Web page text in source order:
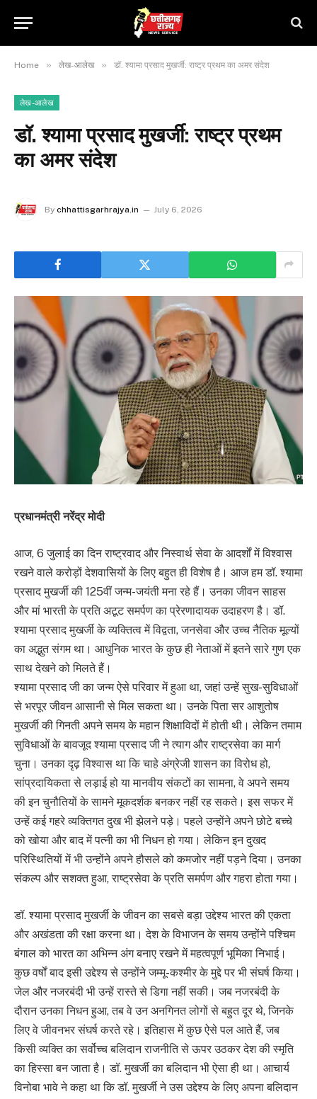
Home » लेख-आलेख » डॉ. श्यामा प्रसाद मुखर्जी: राष्ट्र प्रथम का अमर संदेश
लेख-आलेख
डॉ. श्यामा प्रसाद मुखर्जी: राष्ट्र प्रथम
का अमर संदेश
By chhattisgarhrajya.in July 6, 2026
प्रधानमंत्री नरेंद्र मोदी
आज, 6 जुलाई का दिन राष्ट्रवाद और निस्वार्थ सेवा के आदर्शों में विश्वास
रखने वाले करोड़ों देशवासियों के लिए बहुत ही विशेष है। आज हम डॉ. श्यामा
प्रसाद मुखर्जी की 125वीं जन्म-जयंती मना रहे हैं। उनका जीवन साहस
और मां भारती के प्रति अटूट समर्पण का प्रेरणादायक उदाहरण है। डॉ.
श्यामा प्रसाद मुखर्जी के व्यक्तित्व में विद्वता, जनसेवा और उच्च नैतिक मूल्यों
का अद्भुत संगम था। आधुनिक भारत के कुछ ही नेताओं में इतने सारे गुण एक
साथ देखने को मिलते हैं।
श्यामा प्रसाद जी का जन्म ऐसे परिवार में हुआ था, जहां उन्हें सुख-सुविधाओं
से भरपूर जीवन आसानी से मिल सकता था। उनके पिता सर आशुतोष
मुखर्जी की गिनती अपने समय के महान शिक्षाविदों में होती थी। लेकिन तमाम
सुविधाओं के बावजूद श्यामा प्रसाद जी ने त्याग और राष्ट्रसेवा का मार्ग
चुना। उनका दृढ़ विश्वास था कि चाहे अंग्रेजी शासन का विरोध हो,
सांप्रदायिकता से लड़ाई हो या मानवीय संकटों का सामना, वे अपने समय
की इन चुनौतियों के सामने मूकदर्शक बनकर नहीं रह सकते। इस सफर में
उन्हें कई गहरे व्यक्तिगत दुख भी झेलने पड़े। पहले उन्होंने अपने छोटे बच्चे
को खोया और बाद में पत्नी का भी निधन हो गया। लेकिन इन दुखद
परिस्थितियों में भी उन्होंने अपने हौसले को कमजोर नहीं पड़ने दिया। उनका
संकल्प और सशक्त हुआ, राष्ट्रसेवा के प्रति समर्पण और गहरा होता गया।
डॉ. श्यामा प्रसाद मुखर्जी के जीवन का सबसे बड़ा उद्देश्य भारत की एकता
और अखंडता की रक्षा करना था। देश के विभाजन के समय उन्होंने पश्चिम
बंगाल को भारत का अभिन्न अंग बनाए रखने में महत्वपूर्ण भूमिका निभाई।
कुछ वर्षों बाद इसी उद्देश्य से उन्होंने जम्मू-कश्मीर के मुद्दे पर भी संघर्ष किया।
जेल और नजरबंदी भी उन्हें रास्ते से डिगा नहीं सकी। जब नजरबंदी के
दौरान उनका निधन हुआ, तब वे उन अनगिनत लोगों से बहुत दूर थे, जिनके
लिए वे जीवनभर संघर्ष करते रहे। इतिहास में कुछ ऐसे पल आते हैं, जब
किसी व्यक्ति का सर्वोच्च बलिदान राजनीति से ऊपर उठकर देश की स्मृति
का हिस्सा बन जाता है। डॉ. मुखर्जी का बलिदान भी ऐसा ही था। आचार्य
विनोबा भावे ने कहा था कि डॉ. मुखर्जी ने उस उद्देश्य के लिए अपना बलिदान